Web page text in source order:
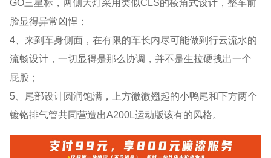
GO三星标，两侧大灯采用类似CLS的棱角式设计，整车前
脸显得异常凶悍；
4、来到车身侧面，在有限的车长内尽可能做到行云流水的
流畅设计，一切显得是那么协调，并不是生拉硬拽出一个
屁股；
5、尾部设计圆润饱满，上方微微翘起的小鸭尾和下方两个
镀铬排气管共同营造出A200L运动版该有的风格。